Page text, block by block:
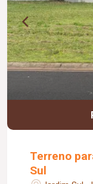
Terreno
Sul